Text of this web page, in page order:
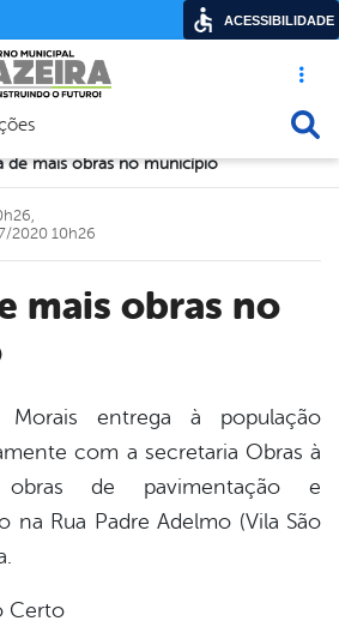
Acesso
navegação
de mais obras no município
2020 10h26
entrega à população
com a secretaria Obras à
de pavimentação e
na Rua Padre Adelmo (Vila São
Certo
ACESSIBILIDADE